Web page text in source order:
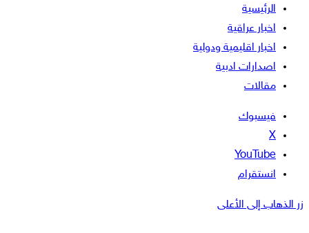
الرئيسية
اخبار عراقية
اخبار اقليمية ودولية
اصدارات ادبية
مقالات
فيسبوك
‫X
‫YouTube
انستقرام
زر الذهاب إلى الأعلى